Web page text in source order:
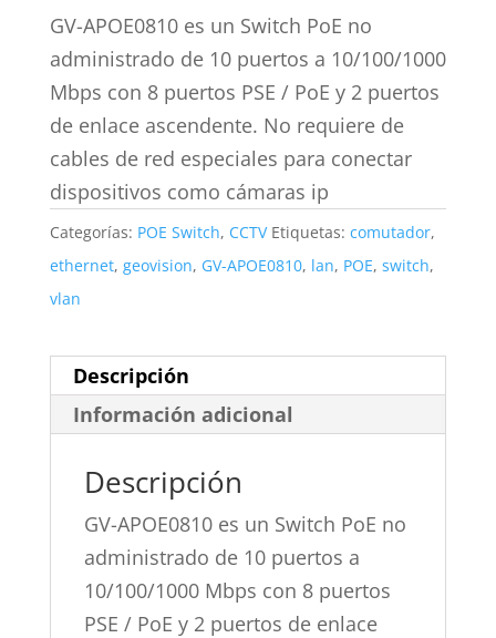
GV-APOE0810 es un Switch PoE no
administrado de 10 puertos a 10/100/1000
Mbps con 8 puertos PSE / PoE y 2 puertos
de enlace ascendente. No requiere de
cables de red especiales para conectar
dispositivos como cámaras ip
Categorías: POE Switch, CCTV Etiquetas: comutador,
ethernet, geovision, GV-APOE0810, lan, POE, switch,
vlan
Descripción
Información adicional
Descripción
GV-APOE0810 es un Switch PoE no
administrado de 10 puertos a
10/100/1000 Mbps con 8 puertos
PSE / PoE y 2 puertos de enlace